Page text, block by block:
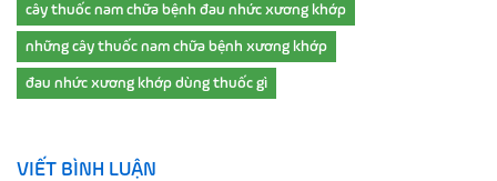
cây thuốc nam chữa bệnh đau nhức xương khớp
những cây thuốc nam chữa bệnh xương khớp
đau nhức xương khớp dùng thuốc gì
VIẾT BÌNH LUẬN